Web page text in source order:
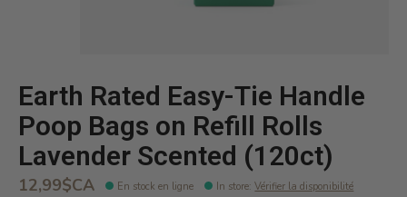
Earth Rated Easy-Tie Handle
Poop Bags on Refill Rolls
Lavender Scented (120ct)
12,99$CA En stock en ligne In store:Vérifier la disponibilité